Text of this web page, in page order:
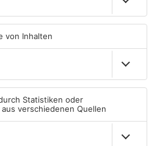
Freigericht: Einbrecher
plündern Spielhalle